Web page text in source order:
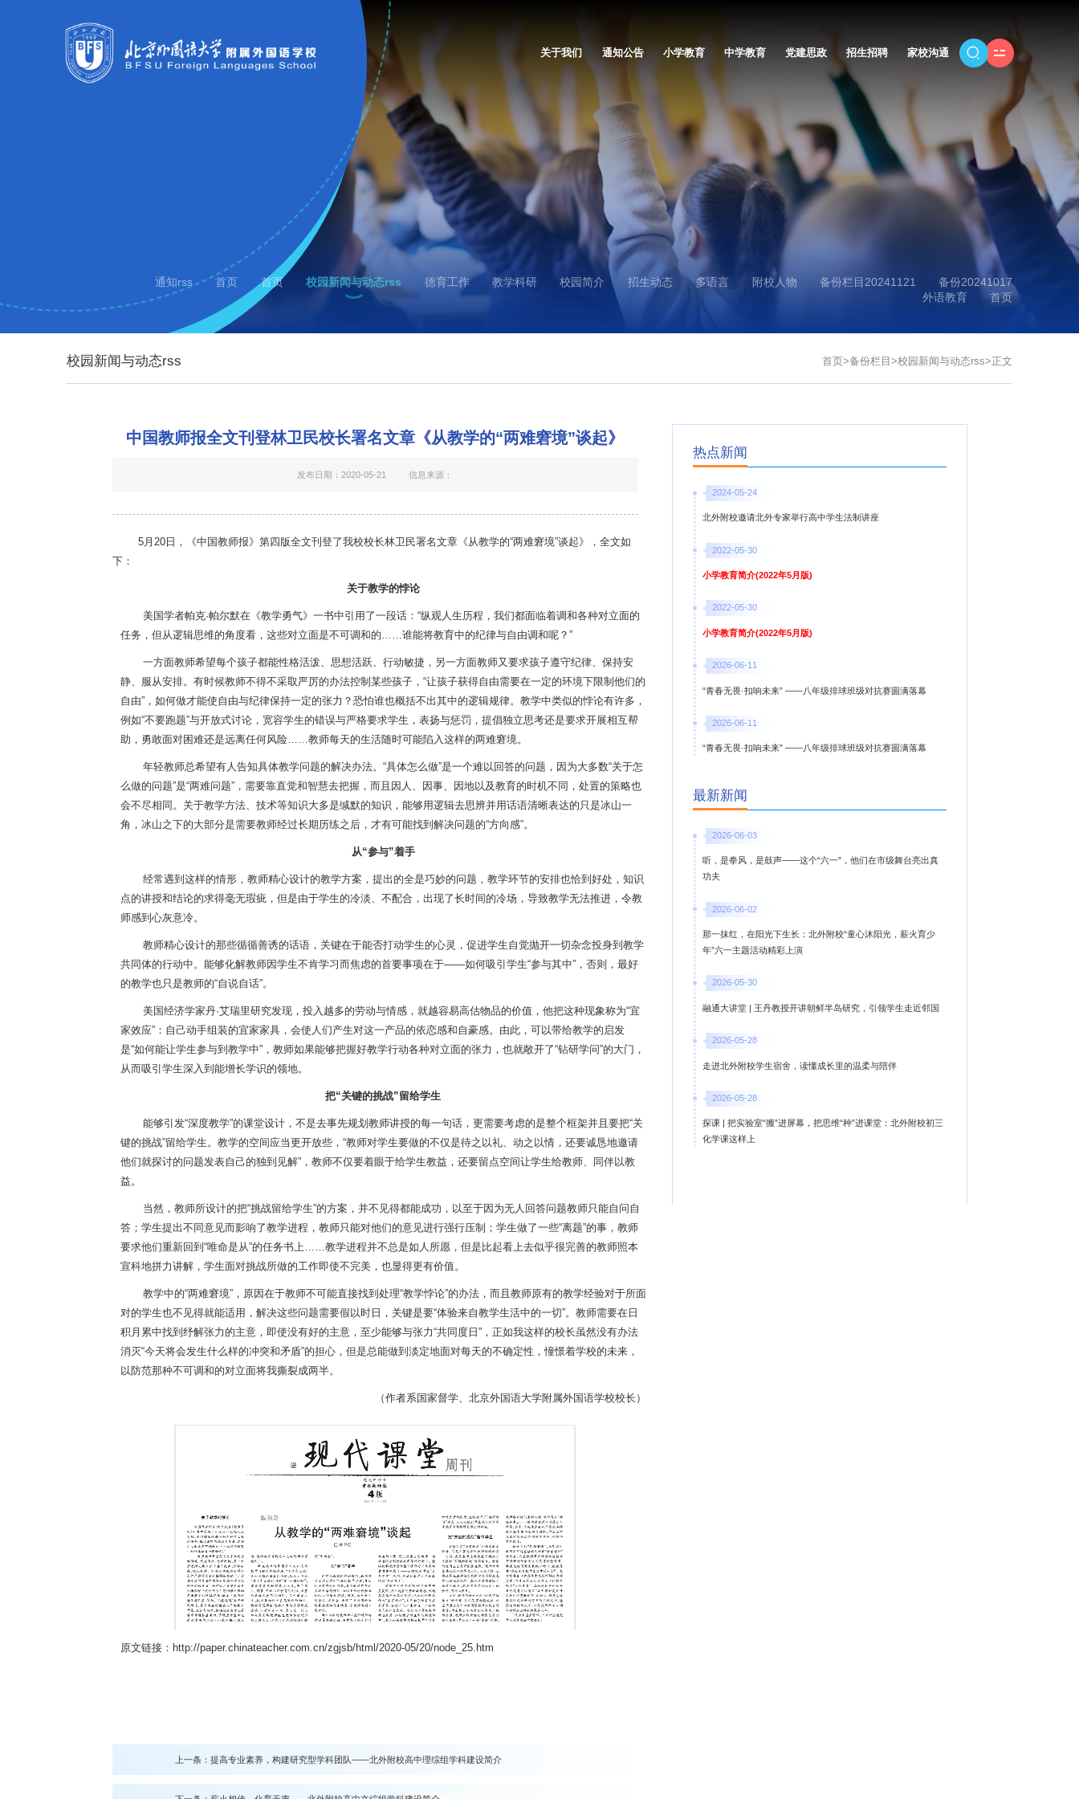
关于我们 通知公告 小学教育 中学教育 党建思政 招生招聘 家校沟通
通知rss 首页 首页 校园新闻与动态rss 德育工作 教学科研 校园简介 招生动态 多语言 附校人物 备份栏目20241121
备份20241017
外语教育
首页
校园新闻与动态rss 首页>备份栏目>校园新闻与动态rss>正文
中国教师报全文刊登林卫民校长署名文章《从教学的“两难窘境”谈起》
发布日期：2020-05-21 信息来源：
5月 20日，《中国教师报》第四版全文刊登了我校校长林卫民署名文章《从教学的“两难窘境”谈起》，全文如
下：
关于教学的悖论
美国学者帕克·帕尔默在《教学勇气》一书中引用了一段话：“纵观人生历程，我们都面临着调和各种对立面的
任务，但从逻辑思维的角度看，这些对立面是不可调和的……谁能将教育中的纪律与自由调和呢？”
一方面教师希望每个孩子都能性格活泼、思想活跃、行动敏捷，另一方面教师又要求孩子遵守纪律、保持安
静、服从安排。有时候教师不得不采取严厉的办法控制某些孩子， “让孩子获得自由需要在一定的环境下限制他们的
自由”，如何做才能使自由与纪律保持一定的张力？恐怕谁也概括不出其中的逻辑规律。教学中类似的悖论有许多，
例如“不要跑题”与开放式讨论，宽容学生的错误与严格要求学生，表扬与惩罚，提倡独立思考还是要求开展相互帮
助，勇敢面对困难还是远离任何风险……教师每天的生活随时可能陷入这样的两难窘境。
年轻教师总希望有人告知具体教学问题的解决办法。 “具体怎么做”是一个难以回答的问题，因为大多数“关于怎
么做的问题”是“两难问题”，需要靠直觉和智慧去把握，而且因人、因事、因地以及教育的时机不同，处置的策略也
会不尽相同。关于教学方法、技术等知识大多是缄默的知识，能够用逻辑去思辨并用话语清晰表达的只是冰山一
角，冰山之下的大部分是需要教师经过长期历练之后，才有可能找到解决问题的“方向感”。
从“参与”着手
经常遇到这样的情形，教师精心设计的教学方案，提出的全是巧妙的问题，教学环节的安排也恰到好处，知识
点的讲授和结论的求得毫无瑕疵，但是由于学生的冷淡、不配合，出现了长时间的冷场，导致教学无法推进，令教
师感到心灰意冷。
教师精心设计的那些循循善诱的话语，关键在于能否打动学生的心灵，促进学生自觉抛开一切杂念投身到教学
共同体的行动中。能够化解教师因学生不肯学习而焦虑的首要事项在于——如何吸引学生“参与其中”，否则，最好
的教学也只是教师的“自说自话”。
美国经济学家丹·艾瑞里研究发现，投入越多的劳动与情感，就越容易高估物品的价值，他把这种现象称为“宜
家效应”：自己动手组装的宜家家具，会使人们产生对这一产品的依恋感和自豪感。由此，可以带给教学的启发
是“如何能让学生参与到教学中”，教师如果能够把握好教学行动各种对立面的张力，也就敞开了“钻研学问”的大门，
从而吸引学生深入到能增长学识的领地。
把“关键的挑战”留给学生
能够引发“深度教学”的课堂设计，不是去事先规划教师讲授的每一句话，更需要考虑的是整个框架并且要把“关
键的挑战”留给学生。教学的空间应当更开放些，“教师对学生要做的不仅是待之以礼、动之以情，还要诚恳地邀请
他们就探讨的问题发表自己的独到见解”，教师不仅要着眼于给学生教益，还要留点空间让学生给教师、同伴以教
益。
当然，教师所设计的把“挑战留给学生”的方案，并不见得都能成功，以至于因为无人回答问题教师只能自问自
答；学生提出不同意见而影响了教学进程，教师只能对他们的意见进行强行压制；学生做了一些“离题”的事，教师
要求他们重新回到“唯命是从”的任务书上……教学进程并不总是如人所愿，但是比起看上去似乎很完善的教师照本
宣科地拼力讲解，学生面对挑战所做的工作即使不完美，也显得更有价值。
教学中的“两难窘境”，原因在于教师不可能直接找到处理“教学悖论”的办法，而且教师原有的教学经验对于所面
对的学生也不见得就能适用，解决这些问题需要假以时日，关键是要“体验来自教学生活中的一切”。教师需要在日
积月累中找到纾解张力的主意，即使没有好的主意，至少能够与张力“共同度日”，正如我这样的校长虽然没有办法
消灭“今天将会发生什么样的冲突和矛盾”的担心，但是总能做到淡定地面对每天的不确定性，憧憬着学校的未来，
以防范那种不可调和的对立面将我撕裂成两半。
（作者系国家督学、北京外国语大学附属外国语学校校长）
原文链接： http://paper.chinateacher.com.cn/zgjsb/html/2020-05/20/node_25.htm
上一条： 提高专业素养，构建研究型学科团队——北外附校高中理综组学科建设简介
热点新闻
2024-05-24
北外附校邀请北外专家举行高中学生法制讲座
2022-05-30
小学教育简介(2022年5月版)
2022-05-30
小学教育简介(2022年5月版)
2026-06-11
“青春无畏·扣响未来” ——八年级排球班级对抗赛圆满落幕
2026-06-11
“青春无畏·扣响未来” ——八年级排球班级对抗赛圆满落幕
最新新闻
2026-06-03
听，是拳风，是鼓声——这个“六一”，他们在市级舞台亮出真
功夫
2026-06-02
那一抹红，在阳光下生长：北外附校“童心沐阳光，薪火育少
年”六一主题活动精彩上演
2026-05-30
融通大讲堂 | 王丹教授开讲朝鲜半岛研究，引领学生走近邻国
2026-05-28
走进北外附校学生宿舍，读懂成长里的温柔与陪伴
2026-05-28
探课 | 把实验室“搬”进屏幕，把思维“种”进课堂：北外附校初三
化学课这样上